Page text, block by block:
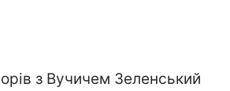
з Вучичем Зеленський